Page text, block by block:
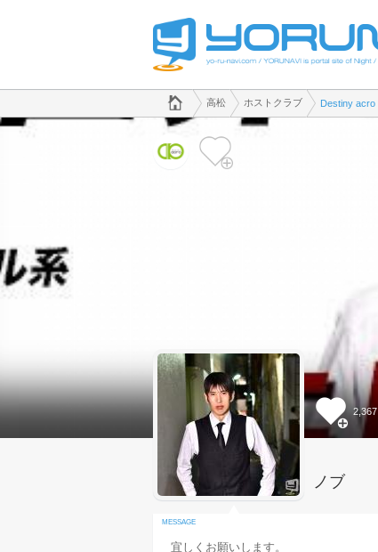
でホストクラブのことなら、ホストクラブ Destiny acro([kana])
香川県版
高松 ホストクラブ Destiny acro
2,367
ノブ
宜しくお願いします。